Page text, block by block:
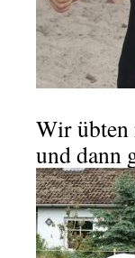
Wir übten
und dann